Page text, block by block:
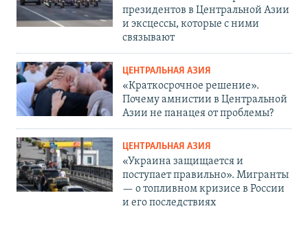
президентов в Центральной Азии
и эксцессы, которые с ними
связывают
ЦЕНТРАЛЬНАЯ АЗИЯ
«Краткосрочное решение».
Почему амнистии в Центральной
Азии не панацея от проблемы?
ЦЕНТРАЛЬНАЯ АЗИЯ
«Украина защищается и
поступает правильно». Мигранты
— о топливном кризисе в России
и его последствиях